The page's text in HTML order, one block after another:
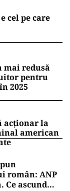
cel pe care
mai redusă
pentru
2025
acționar la
american
român: ANP
Ce ascund